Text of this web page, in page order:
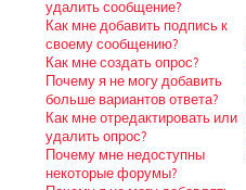
удалить сообщение?
Как мне добавить подпись к
своему сообщению?
Как мне создать опрос?
Почему я не могу добавить
больше вариантов ответа?
Как мне отредактировать или
удалить опрос?
Почему мне недоступны
некоторые форумы?